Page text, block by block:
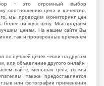
- это огромный выбор
соотношению цена и качество.
мы проводим мониторинг цен
более низкую цену. Мы продаем
ценам. На нашем сайте Вы
так и проверенные временем
по лучшей цене» - если на другом
или объявление другого онлайн-
сайте, меньшая цена, то мы
также предоставляется
или фотографии применения